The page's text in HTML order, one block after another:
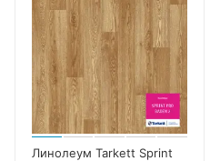
Линолеум Tarkett Sprint